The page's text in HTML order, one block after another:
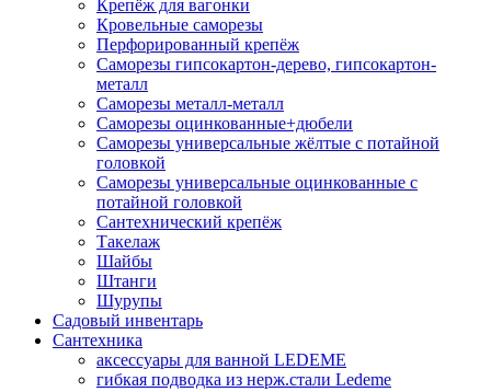
Крепёж для вагонки
Кровельные саморезы
Перфорированный крепёж
Саморезы гипсокартон-дерево, гипсокартон-
металл
Саморезы металл-металл
Саморезы оцинкованные+дюбели
Саморезы универсальные жёлтые с потайной
головкой
Саморезы универсальные оцинкованные с
потайной головкой
Сантехнический крепёж
Такелаж
Шайбы
Штанги
Шурупы
Садовый инвентарь
Сантехника
аксессуары для ванной LEDEME
гибкая подводка из нерж.стали Ledeme